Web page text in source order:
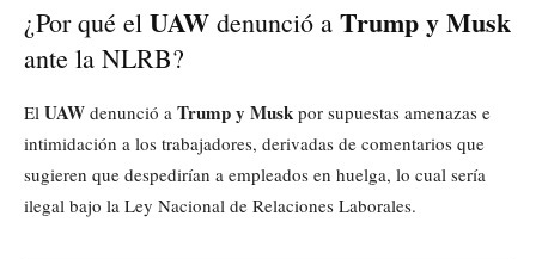
¿Por qué el UAW denunció a Trump y Musk
ante la NLRB?
El UAW denunció a Trump y Musk por supuestas amenazas e
intimidación a los trabajadores, derivadas de comentarios que
sugieren que despedirían a empleados en huelga, lo cual sería
ilegal bajo la Ley Nacional de Relaciones Laborales.